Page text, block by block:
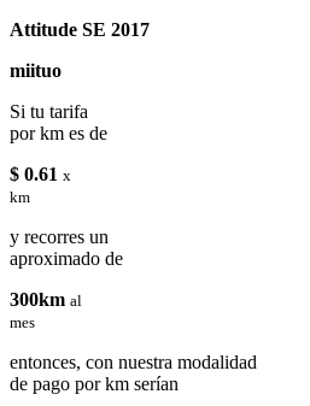
Attitude SE 2017
miituo
Si tu tarifa
por km es de
$ 0.61 x
km
y recorres un
aproximado de
300km al
mes
entonces, con nuestra modalidad
de pago por km serían